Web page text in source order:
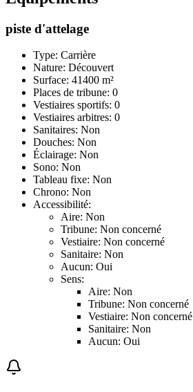
piste d'attelage
Type: Carrière
Nature: Découvert
Surface: 41400 m²
Places de tribune: 0
Vestiaires sportifs: 0
Vestiaires arbitres: 0
Sanitaires: Non
Douches: Non
Éclairage: Non
Sono: Non
Tableau fixe: Non
Chrono: Non
Accessibilité:
Aire: Non
Tribune: Non concerné
Vestiaire: Non concerné
Sanitaire: Non
Aucun: Oui
Sens:
Aire: Non
Tribune: Non concerné
Vestiaire: Non concerné
Sanitaire: Non
Aucun: Oui